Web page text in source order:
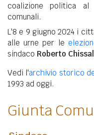
coalizione politica al
comunali.
L'8 e 9 giugno 2024 i
alle urne per le
sindaco Roberto
Vedi l'archivio storico
1993 ad oggi.
Giunta